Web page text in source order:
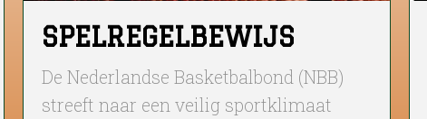
SPELREGELBEWIJS
De Nederlandse Basketbalbond (NBB)
streeft naar een veilig sportklimaat